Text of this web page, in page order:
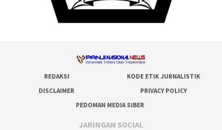
REDAKSI
KODE ETIK JURNALISTIK
DISCLAIMER
PRIVACY POLICY
PEDOMAN MEDIA SIBER
JARINGAN SOCIAL